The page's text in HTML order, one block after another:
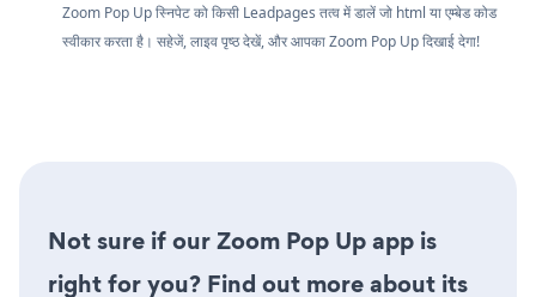
Zoom Pop Up स्निपेट को किसी Leadpages तत्व में डालें जो html या एम्बेड कोड
स्वीकार करता है। सहेजें, लाइव पृष्ठ देखें, और आपका Zoom Pop Up दिखाई देगा!
Not sure if our Zoom Pop Up app is
right for you? Find out more about its